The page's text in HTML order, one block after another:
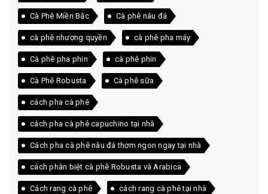
Cà Phê Miền Bắc Cà phê nâu đá
cà phê nhượng quyền cà phê pha máy
Cà phê pha phin cà phê phin
Cà Phê Robusta Cà phê sữa
cách pha cà phê
cách pha cà phê capuchino tại nhà
Cách pha cà phê nâu đá thơm ngon ngay tại nhà
cách phân biệt cà phê Robusta và Arabica
Cách rang cà phê cách rang cà phê tại nhà